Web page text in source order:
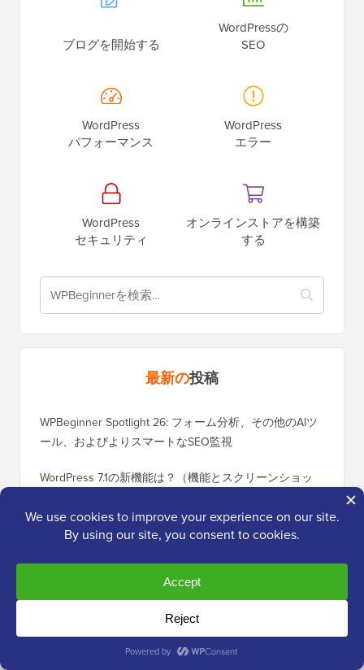
ブログを開始する
WordPressの
SEO
WordPress
パフォーマンス
WordPress
エラー
WordPress
セキュリティ
オンラインストアを構築
する
最新の投稿
WPBeginner Spotlight 26: フォーム分析、その他のAIツ
ール、およびよりスマートなSEO監視
WordPress 7.1の新機能は？（機能とスクリーンショッ
究極のWordPressスパム保護ガイド–ステップバイステ
MCPを使用してAIエージェントとWordPressを接続する